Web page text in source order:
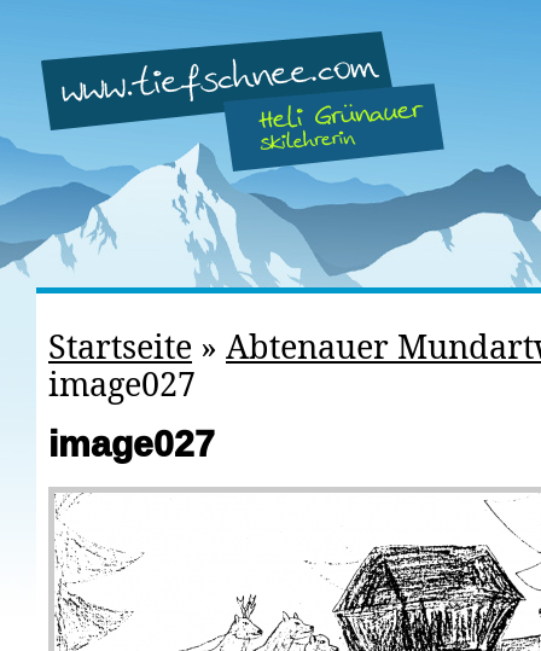
Startseite » Abtenauer
image027
image027